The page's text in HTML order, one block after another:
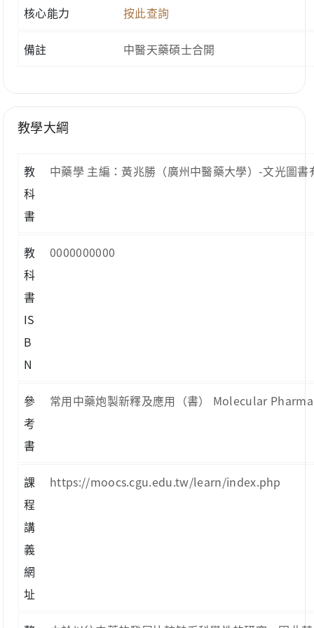
核心能力 按此查詢
備註 中醫天藥碩士合開
教學大綱
教
科
書
中藥學 主編：黃兆勝（廣州中醫藥大學）-文光圖書
教
科
書
IS
B
N
0000000000
參
考
書
常用中藥炮製新釋及應用（書） Molecular
課
程
講
義
網
址
https://moocs.cgu.edu.tw/learn/index.php